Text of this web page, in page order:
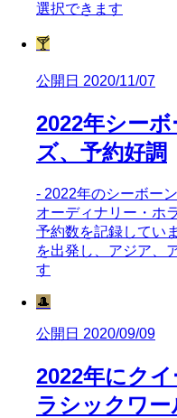
選択できます
🍸
公開日 2020/11/07
2022年シー
ズ、予約好調
- 2022年のシーボー
オーディナリー・ホ
予約数を記録してい
を出発し、アジア、
す
🎩
公開日 2020/09/09
2022年にク
ラシックワ